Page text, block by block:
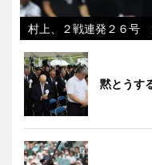
村上、２戦連発２６号
黙とうす